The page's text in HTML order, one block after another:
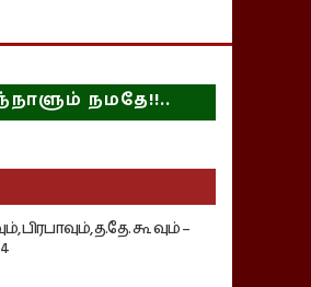
நமதே!!..
பிரபாவும், த.தே. கூ வும் –